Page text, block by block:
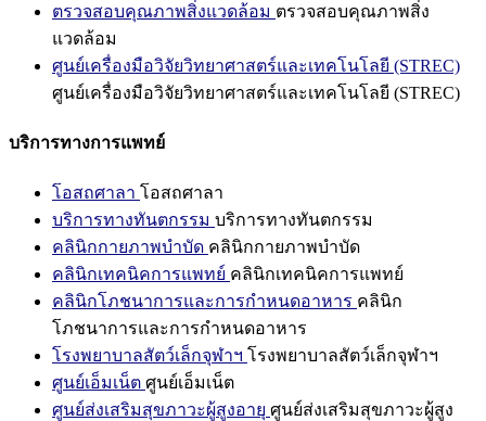
ตรวจสอบคุณภาพสิ่งแวดล้อม ตรวจสอบคุณภาพสิ่ง
แวดล้อม
ศูนย์เครื่องมือวิจัยวิทยาศาสตร์และเทคโนโลยี (STREC)
ศูนย์เครื่องมือวิจัยวิทยาศาสตร์และเทคโนโลยี (STREC)
บริการทางการแพทย์
โอสถศาลา โอสถศาลา
บริการทางทันตกรรม บริการทางทันตกรรม
คลินิกกายภาพบำบัด คลินิกกายภาพบำบัด
คลินิกเทคนิคการแพทย์ คลินิกเทคนิคการแพทย์
คลินิกโภชนาการและการกำหนดอาหาร คลินิก
โภชนาการและการกำหนดอาหาร
โรงพยาบาลสัตว์เล็กจุฬาฯ โรงพยาบาลสัตว์เล็กจุฬาฯ
ศูนย์เอ็มเน็ต ศูนย์เอ็มเน็ต
ศูนย์ส่งเสริมสุขภาวะผู้สูงอายุ ศูนย์ส่งเสริมสุขภาวะผู้สูง